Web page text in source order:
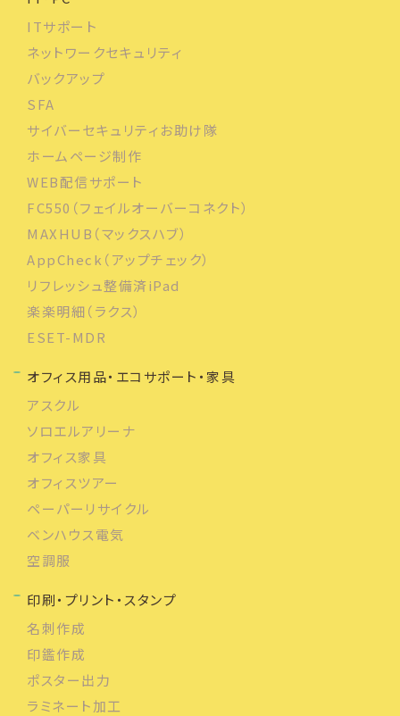
ITサポート
ネットワークセキュリティ
バックアップ
SFA
サイバーセキュリティお助け隊
ホームページ制作
WEB配信サポート
FC550（フェイルオーバーコネクト）
MAXHUB（マックスハブ）
AppCheck（アップチェック）
リフレッシュ整備済iPad
楽楽明細（ラクス）
ESET-MDR
オフィス用品・エコサポート・家具
アスクル
ソロエルアリーナ
オフィス家具
オフィスツアー
ペーパーリサイクル
ベンハウス電気
空調服
印刷・プリント・スタンプ
名刺作成
印鑑作成
ポスター出力
ラミネート加工